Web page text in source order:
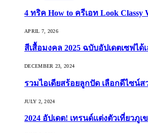
4 ทริค How to ครีเอท Look Classy
APRIL 7, 2026
สีเสื้อมงคล 2025 ฉบับอัปเดตเซฟได้
DECEMBER 23, 2024
รวมไอเดียสร้อยลูกปัด เลือกดีไซน์
JULY 2, 2024
2024 อัปเดต! เทรนด์แต่งตัวเที่ยวภู